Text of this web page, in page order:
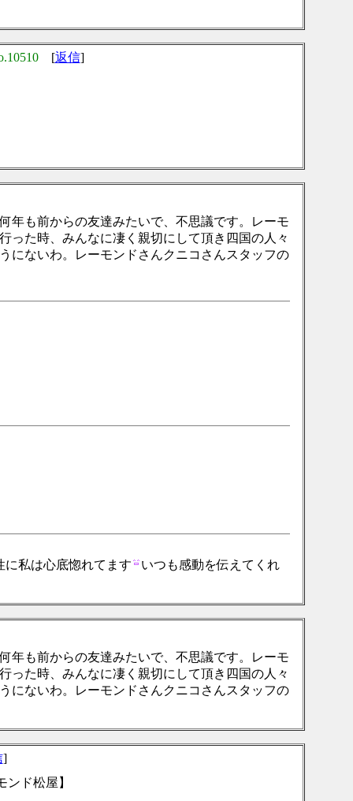
[返信]
年も前からの友達みたいで、不思議です。レーモ
った時、みんなに凄く親切にして頂き四国の人々
にないわ。レーモンドさんクニコさんスタッフの
私は心底惚れてます いつも感動を伝えてくれ
年も前からの友達みたいで、不思議です。レーモ
った時、みんなに凄く親切にして頂き四国の人々
にないわ。レーモンドさんクニコさんスタッフの
]
ド松屋】